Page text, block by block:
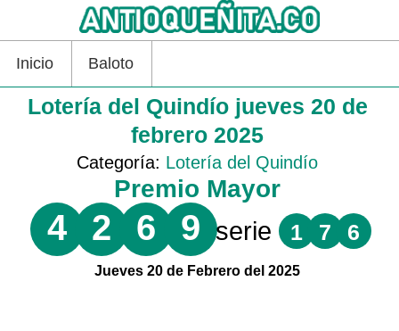
Inicio Baloto
Lotería del Quindío jueves 20 de
febrero 2025
Categoría: Lotería del Quindío
Premio Mayor
4 2 6 9 serie 1 7 6
Jueves 20 de Febrero del 2025